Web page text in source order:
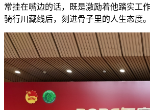
常挂在嘴边的话，既是激励着他踏实工
骑行川藏线后，刻进骨子里的人生态度。